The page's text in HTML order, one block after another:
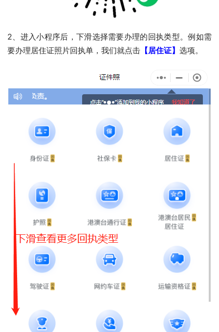
2、进入小程序后，下滑选择需要办理的回执类型。例如需
要办理居住证照片回执单，我们就点击 【居住证】 选项。